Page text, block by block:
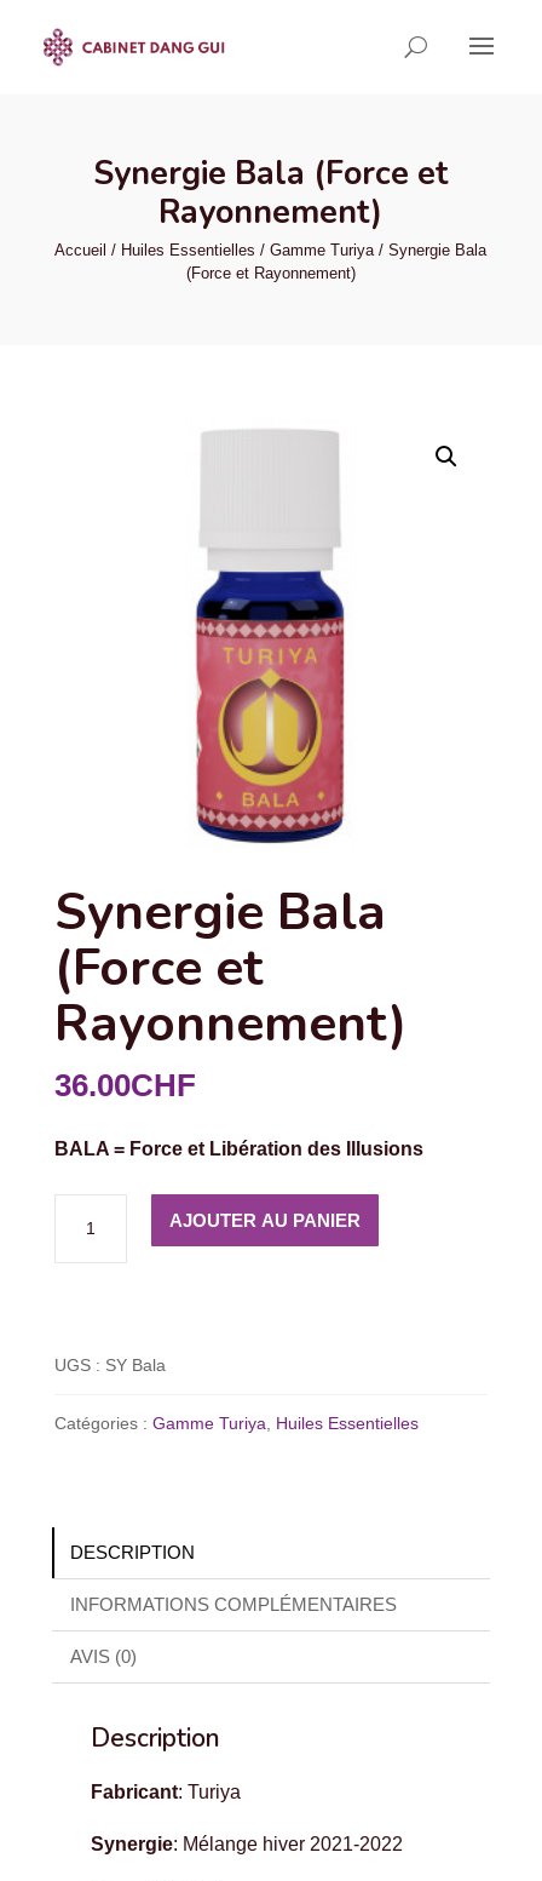
Synergie Bala (Force et
Rayonnement)
Accueil / Huiles Essentielles /Gamme Turiya/ Synergie Bala
(Force et Rayonnement)
Synergie Bala
(Force et
Rayonnement)
36.00CHF
BALA = Force et Libération des Illusions
et
AJOUTER AU PANIER
UGS : SY Bala
Catégories : Gamme Turiya, Huiles Essentielles
DESCRIPTION
INFORMATIONS COMPLÉMENTAIRES
AVIS (0)
Description
Fabricant: Turiya
Synergie: Mélange hiver 2021-2022